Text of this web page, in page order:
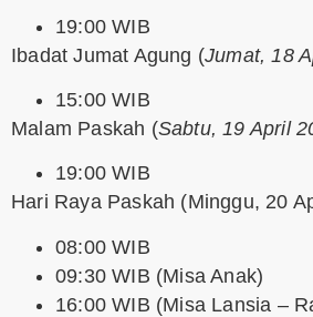
19:00 WIB
Ibadat Jumat Agung (Jumat, 18
15:00 WIB
Malam Paskah (Sabtu, 19 April
19:00 WIB
Hari Raya Paskah (Minggu, 20
08:00 WIB
09:30 WIB (Misa Anak)
16:00 WIB (Misa Lansia –